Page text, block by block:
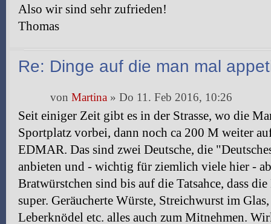
Also wir sind sehr zufrieden!
Thomas
Re: Dinge auf die man mal
von Martina » Do 11. Feb 2016, 10:26
Seit einiger Zeit gibt es in der Strasse, wo die
Sportplatz vorbei, dann noch ca 200 M weiter
EDMAR. Das sind zwei Deutsche, die
anbieten und - wichtig für ziemlich viele hier -
Bratwürstchen sind bis auf die Tatsahce, dass
super. Geräucherte Würste, Streichwurst im
Leberknödel etc. alles auch zum Mitnehmen.